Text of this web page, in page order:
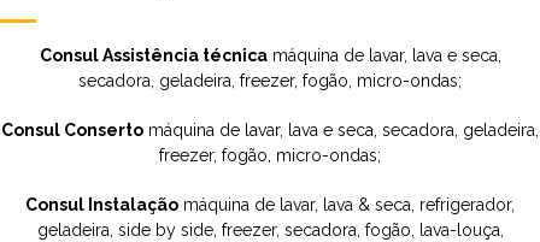
Consul Assistência técnicamáquina de lavar, lava e seca,
secadora, geladeira, freezer, fogão, micro-ondas;
Consul Conserto máquina de lavar, lava e seca, secadora, geladeira,
freezer, fogão, micro-ondas;
Consul Instalação máquina de lavar, lava & seca, refrigerador,
geladeira, side by side, freezer, secadora, fogão, lava-louça,